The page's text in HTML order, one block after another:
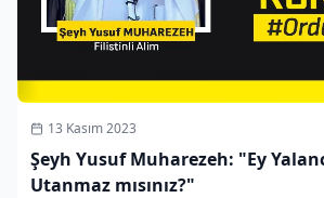
13 Kasım 2023
Şeyh Yusuf Muharezeh: "Ey
Utanmaz mısınız?"